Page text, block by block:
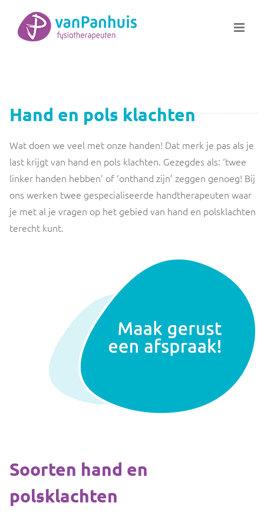
inhoud
Hand en pols klachten
Wat doen we veel met onze handen! Dat merk je pas als je
last krijgt van hand en pols klachten. Gezegdes als: ‘twee
linker handen hebben’ of ‘onthand zijn’ zeggen genoeg! Bij
ons werken twee gespecialiseerde handtherapeuten waar
je met al je vragen op het gebied van hand en polsklachten
terecht kunt.
Soorten hand en
polsklachten